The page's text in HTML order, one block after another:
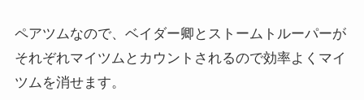
ペアツムなので、ベイダー卿とストームトルーパーが
それぞれマイツムとカウントされるので効率よくマイ
ツムを消せます。